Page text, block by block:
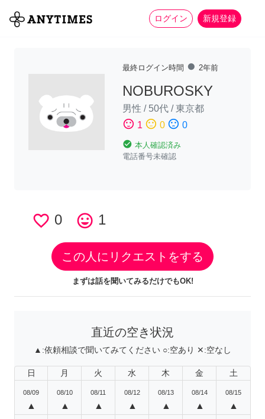
ログイン 新規登録
全て 家事 more_horiz
最終ログイン時間 fiber_manual_record 2年前
NOBUROSKY
男性 / 50代 /東京都
sentiment_satisfied 1 sentiment_neutral 0 sentiment_dissatisfied 0
check_circle 本人確認済み
電話番号未確認
favorite_border 0 tag_faces 1
この人にリクエストをする
まずは話を聞いてみるだけでもOK!
直近の空き状況
▲:依頼相談で聞いてみてください ○:空あり ✕:空なし
日 月 火 水 木 金 土
08/09
▲
08/10
▲
08/11
▲
08/12
▲
08/13
▲
08/14
▲
08/15
▲